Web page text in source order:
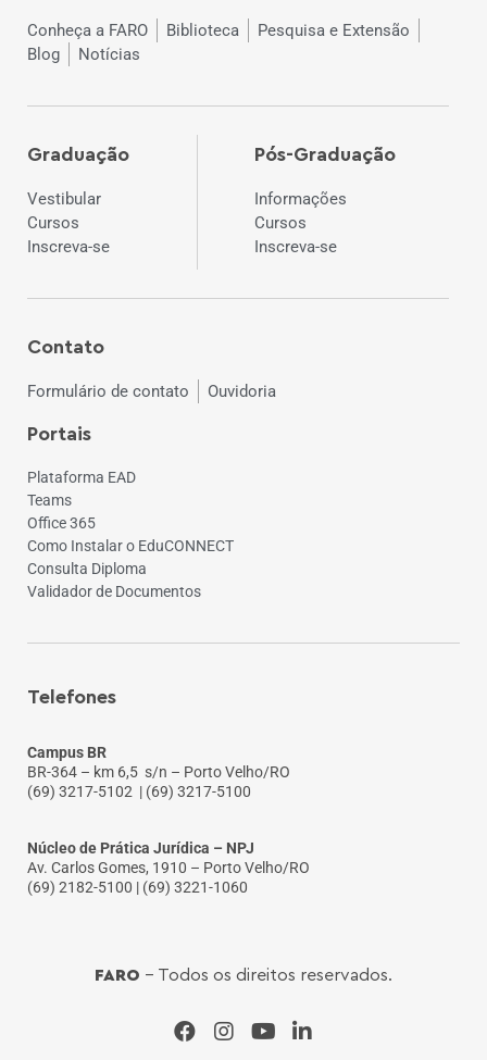
Conheça a FARO Biblioteca
Pesquisa e Extensão
Blog
Notícias
Graduação
Vestibular
Cursos
Inscreva-se
Pós-Graduação
Informações
Cursos
Inscreva-se
Contato
Formulário de contato Ouvidoria
Portais
Plataforma EAD
Teams
Office 365
Como Instalar o EduCONNECT
Consulta Diploma
Validador de Documentos
Telefones
Campus BR
BR-364 – km 6,5 s/n – Porto Velho/RO
(69) 3217-5102 | (69) 3217-5100
Núcleo de Prática Jurídica – NPJ
Av. Carlos Gomes, 1910 – Porto Velho/RO
(69) 2182-5100 | (69) 3221-1060
FARO - Todos os direitos reservados.